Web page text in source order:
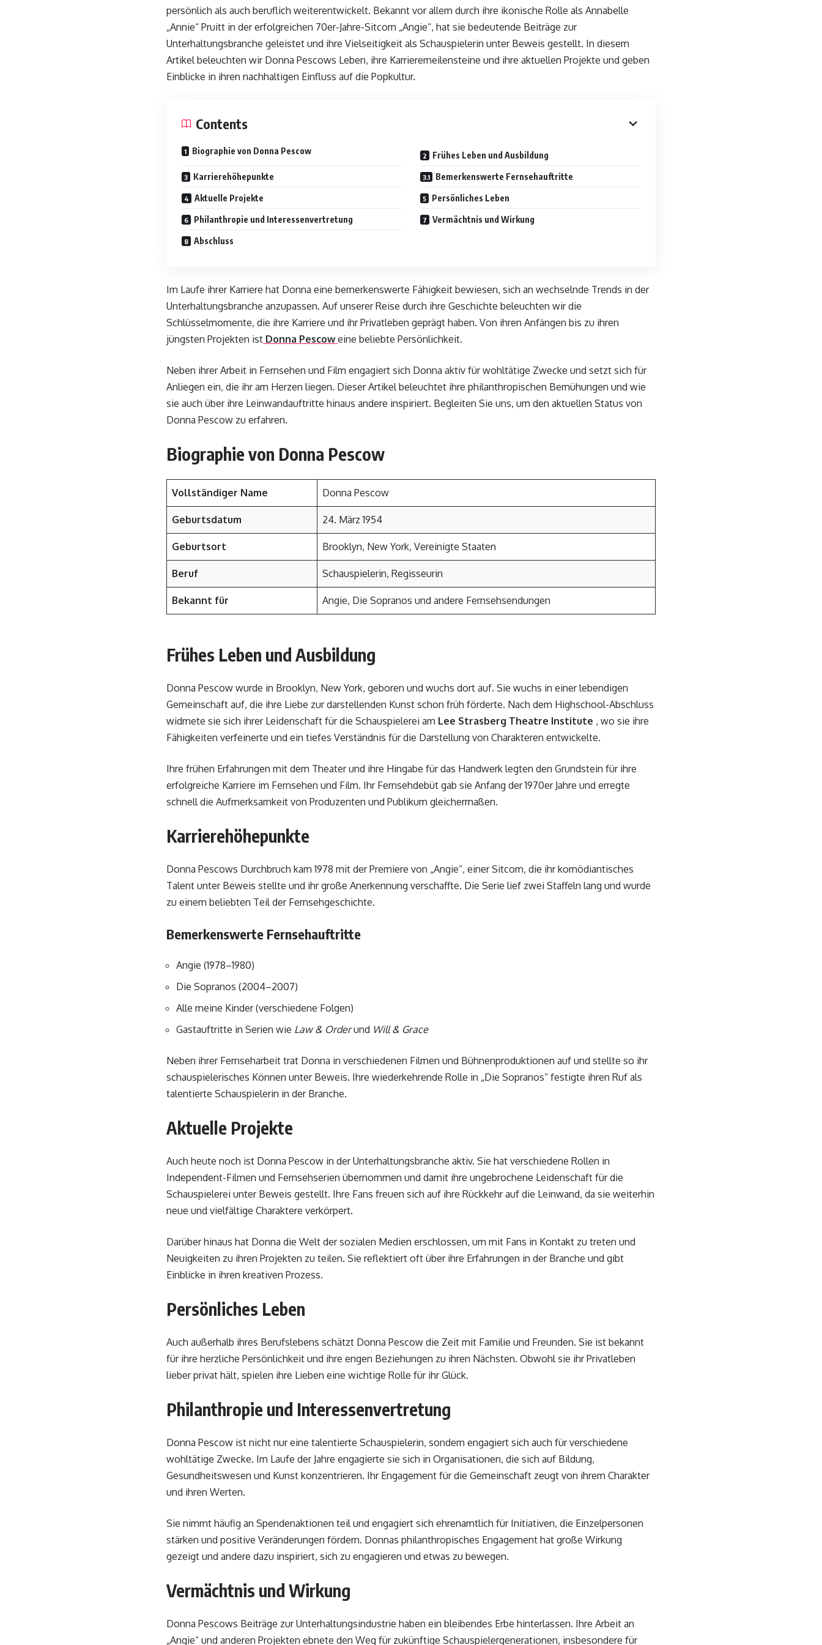
persönlich als auch beruflich weiterentwickelt. Bekannt vor allem durch ihre ikonische Rolle als Annabelle
„Annie“ Pruitt in der erfolgreichen 70er-Jahre-Sitcom „Angie“, hat sie bedeutende Beiträge zur
Unterhaltungsbranche geleistet und ihre Vielseitigkeit als Schauspielerin unter Beweis gestellt. In diesem
Artikel beleuchten wir Donna Pescows Leben, ihre Karrieremeilensteine und ihre aktuellen Projekte und geben
Einblicke in ihren nachhaltigen Einfluss auf die Popkultur.
Contents
Biographie von Donna Pescow Frühes Leben und Ausbildung
Karrierehöhepunkte Bemerkenswerte Fernsehauftritte
Aktuelle Projekte Persönliches Leben
Philanthropie und Interessenvertretung Vermächtnis und Wirkung
Abschluss
Im Laufe ihrer Karriere hat Donna eine bemerkenswerte Fähigkeit bewiesen, sich an wechselnde Trends in der
Unterhaltungsbranche anzupassen. Auf unserer Reise durch ihre Geschichte beleuchten wir die
Schlüsselmomente, die ihre Karriere und ihr Privatleben geprägt haben. Von ihren Anfängen bis zu ihren
jüngsten Projekten ist Donna Pescoweine beliebte Persönlichkeit.
Neben ihrer Arbeit in Fernsehen und Film engagiert sich Donna aktiv für wohltätige Zwecke und setzt sich für
Anliegen ein, die ihr am Herzen liegen. Dieser Artikel beleuchtet ihre philanthropischen Bemühungen und wie
sie auch über ihre Leinwandauftritte hinaus andere inspiriert. Begleiten Sie uns, um den aktuellen Status von
Donna Pescow zu erfahren.
Biographie von Donna Pescow
Vollständiger Name Donna Pescow
Geburtsdatum 24. März 1954
Geburtsort Brooklyn, New York, Vereinigte Staaten
Beruf Schauspielerin, Regisseurin
Bekannt für Angie, Die Sopranos und andere Fernsehsendungen
Frühes Leben und Ausbildung
Donna Pescow wurde in Brooklyn, New York, geboren und wuchs dort auf. Sie wuchs in einer lebendigen
Gemeinschaft auf, die ihre Liebe zur darstellenden Kunst schon früh förderte. Nach dem Highschool-Abschluss
widmete sie sich ihrer Leidenschaft für die Schauspielerei am Lee Strasberg Theatre Institute , wo sie ihre
Fähigkeiten verfeinerte und ein tiefes Verständnis für die Darstellung von Charakteren entwickelte.
Ihre frühen Erfahrungen mit dem Theater und ihre Hingabe für das Handwerk legten den Grundstein für ihre
erfolgreiche Karriere im Fernsehen und Film. Ihr Fernsehdebüt gab sie Anfang der 1970er Jahre und erregte
schnell die Aufmerksamkeit von Produzenten und Publikum gleichermaßen.
Karrierehöhepunkte
Donna Pescows Durchbruch kam 1978 mit der Premiere von „Angie“, einer Sitcom, die ihr komödiantisches
Talent unter Beweis stellte und ihr große Anerkennung verschaffte. Die Serie lief zwei Staffeln lang und wurde
zu einem beliebten Teil der Fernsehgeschichte.
Bemerkenswerte Fernsehauftritte
Angie (1978–1980)
Die Sopranos (2004–2007)
Alle meine Kinder (verschiedene Folgen)
Gastauftritte in Serien wie Law & Orderund Will & Grace
Neben ihrer Fernseharbeit trat Donna in verschiedenen Filmen und Bühnenproduktionen auf und stellte so ihr
schauspielerisches Können unter Beweis. Ihre wiederkehrende Rolle in „Die Sopranos“ festigte ihren Ruf als
talentierte Schauspielerin in der Branche.
Aktuelle Projekte
Auch heute noch ist Donna Pescow in der Unterhaltungsbranche aktiv. Sie hat verschiedene Rollen in
Independent-Filmen und Fernsehserien übernommen und damit ihre ungebrochene Leidenschaft für die
Schauspielerei unter Beweis gestellt. Ihre Fans freuen sich auf ihre Rückkehr auf die Leinwand, da sie weiterhin
neue und vielfältige Charaktere verkörpert.
Darüber hinaus hat Donna die Welt der sozialen Medien erschlossen, um mit Fans in Kontakt zu treten und
Neuigkeiten zu ihren Projekten zu teilen. Sie reflektiert oft über ihre Erfahrungen in der Branche und gibt
Einblicke in ihren kreativen Prozess.
Persönliches Leben
Auch außerhalb ihres Berufslebens schätzt Donna Pescow die Zeit mit Familie und Freunden. Sie ist bekannt
für ihre herzliche Persönlichkeit und ihre engen Beziehungen zu ihren Nächsten. Obwohl sie ihr Privatleben
lieber privat hält, spielen ihre Lieben eine wichtige Rolle für ihr Glück.
Philanthropie und Interessenvertretung
Donna Pescow ist nicht nur eine talentierte Schauspielerin, sondern engagiert sich auch für verschiedene
wohltätige Zwecke. Im Laufe der Jahre engagierte sie sich in Organisationen, die sich auf Bildung,
Gesundheitswesen und Kunst konzentrieren. Ihr Engagement für die Gemeinschaft zeugt von ihrem Charakter
und ihren Werten.
Sie nimmt häufig an Spendenaktionen teil und engagiert sich ehrenamtlich für Initiativen, die Einzelpersonen
stärken und positive Veränderungen fördern. Donnas philanthropisches Engagement hat große Wirkung
gezeigt und andere dazu inspiriert, sich zu engagieren und etwas zu bewegen.
Vermächtnis und Wirkung
Donna Pescows Beiträge zur Unterhaltungsindustrie haben ein bleibendes Erbe hinterlassen. Ihre Arbeit an
„Angie“ und anderen Projekten ebnete den Weg für zukünftige Schauspielergenerationen, insbesondere für